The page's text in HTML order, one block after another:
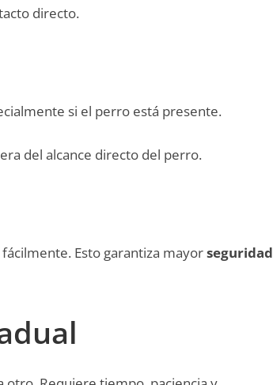
directo.
si el perro está presente.
del alcance directo del perro.
Esto garantiza mayorseguridad